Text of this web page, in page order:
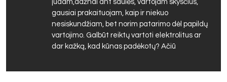
judam,dažnai ant saulės, vartojam skysčius,
gausiai prakaituojam, kaip ir niekuo
nesiskundžiam, bet norim patarimo dėl papildų
vartojimo. Galbūt reiktų vartoti elektrolitus ar
dar kažką, kad kūnas padėkotų? Ačiū